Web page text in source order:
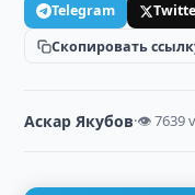
Telegram
Скопировать
Аскар Якубов·👁 7639